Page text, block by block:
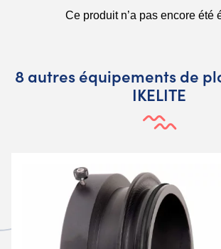
8 autres équipements de
IKELITE